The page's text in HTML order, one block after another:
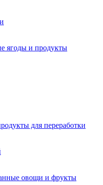
ягоды и продукты
для переработки
овощи и фрукты